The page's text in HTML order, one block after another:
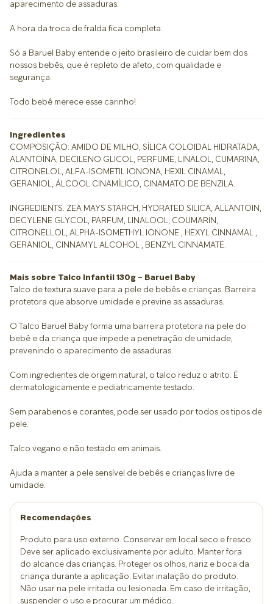
aparecimento de assaduras.
A hora da troca de fralda fica completa.
Só a Baruel Baby entende o jeito brasileiro de cuidar bem dos
nossos bebês, que é repleto de afeto, com qualidade e
segurança.
Todo bebê merece esse carinho!
Ingredientes
COMPOSIÇÃO: AMIDO DE MILHO, SÍLICA COLOIDAL HIDRATADA,
ALANTOÍNA, DECILENO GLICOL, PERFUME, LINALOL, CUMARINA,
CITRONELOL, ALFA-ISOMETIL IONONA, HEXIL CINAMAL,
GERANIOL, ÁLCOOL CINAMÍLICO, CINAMATO DE BENZILA.
INGREDIENTS: ZEA MAYS STARCH, HYDRATED SILICA, ALLANTOIN,
DECYLENE GLYCOL, PARFUM, LINALOOL, COUMARIN,
CITRONELLOL, ALPHA-ISOMETHYL IONONE , HEXYL CINNAMAL ,
GERANIOL, CINNAMYL ALCOHOL , BENZYL CINNAMATE.
Mais sobre Talco Infantil 130g – Baruel Baby
Talco de textura suave para a pele de bebês e crianças. Barreira
protetora que absorve umidade e previne as assaduras.
O Talco Baruel Baby forma uma barreira protetora na pele do
bebê e da criança que impede a penetração de umidade,
prevenindo o aparecimento de assaduras.
Com ingredientes de origem natural, o talco reduz o atrito. É
dermatologicamente e pediatricamente testado.
Sem parabenos e corantes, pode ser usado por todos os tipos de
pele.
Talco vegano e não testado em animais.
Ajuda a manter a pele sensível de bebês e crianças livre de
umidade.
Recomendações
Produto para uso externo. Conservar em local seco e fresco.
Deve ser aplicado exclusivamente por adulto. Manter fora
do alcance das crianças. Proteger os olhos, nariz e boca da
criança durante a aplicação. Evitar inalação do produto.
Não usar na pele irritada ou lesionada. Em caso de irritação,
suspender o uso e procurar um médico.